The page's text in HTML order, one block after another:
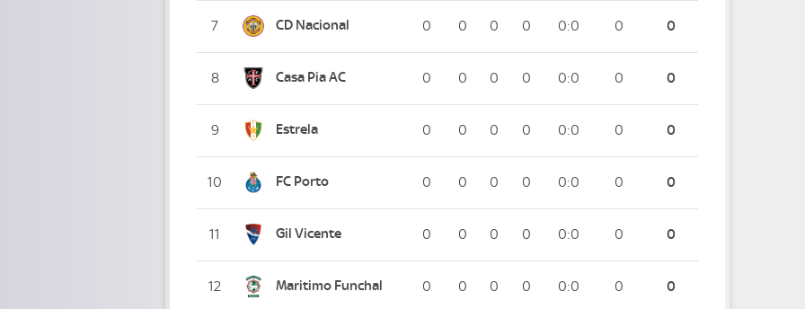
7 CD Nacional 0 0 0 0 0:0 0 0
8 Casa Pia AC 0 0 0 0 0:0 0 0
9 Estrela 0 0 0 0 0:0 0 0
10 FC Porto 0 0 0 0 0:0 0 0
11 Gil Vicente 0 0 0 0 0:0 0 0
12 Maritimo Funchal 0 0 0 0 0:0 0 0